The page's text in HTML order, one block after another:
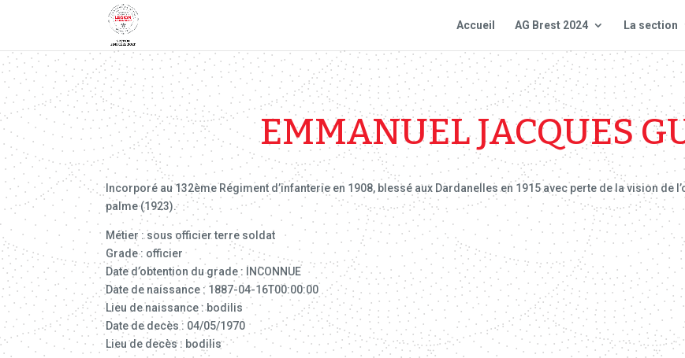
Accueil AG Brest 2024 La section
EMMANUEL JACQUES
Incorporé au 132ème Régiment d’infanterie en 1908, blessé aux Dardanelles en 1915 avec perte de la vision
palme (1923).
Métier : sous officier terre soldat
Grade : officier
Date d’obtention du grade : INCONNUE
Date de naissance : 1887-04-16T00:00:00
Lieu de naissance : bodilis
Date de decès : 04/05/1970
Lieu de decès : bodilis